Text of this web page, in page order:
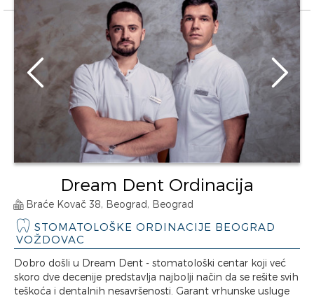
Dream Dent Ordinacija
Braće Kovač 38, Beograd, Beograd
STOMATOLOŠKE ORDINACIJE BEOGRAD
VOŽDOVAC
Dobro došli u Dream Dent - stomatološki centar koji već
skoro dve decenije predstavlja najbolji način da se rešite svih
teškoća i dentalnih nesavršenosti. Garant vrhunske usluge